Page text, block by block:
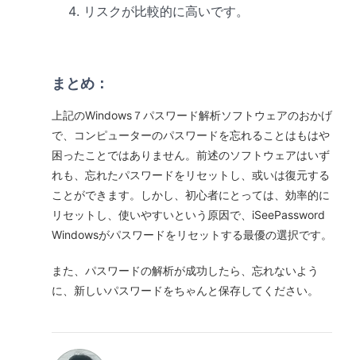
リスクが比較的に高いです。
まとめ：
上記のWindows７パスワード解析ソフトウェアのおかげ
で、コンピューターのパスワードを忘れることはもはや
困ったことではありません。前述のソフトウェアはいず
れも、忘れたパスワードをリセットし、或いは復元する
ことができます。しかし、初心者にとっては、効率的に
リセットし、使いやすいという原因で、iSeePassword
Windowsがパスワードをリセットする最優の選択です。
また、パスワードの解析が成功したら、忘れないよう
に、新しいパスワードをちゃんと保存してください。